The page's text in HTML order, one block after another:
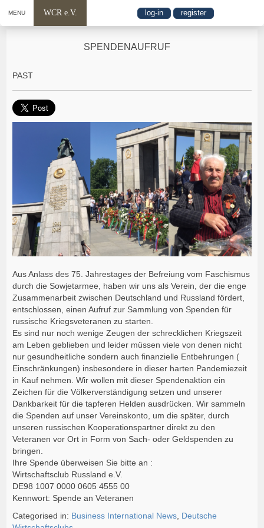
MENU WCR e.V. log-in register
SPENDENAUFRUF
PAST
Aus Anlass des 75. Jahrestages der Befreiung vom Faschismus
durch die Sowjetarmee, haben wir uns als Verein, der die enge
Zusammenarbeit zwischen Deutschland und Russland fördert,
entschlossen, einen Aufruf zur Sammlung von Spenden für
russische Kriegsveteranen zu starten.
Es sind nur noch wenige Zeugen der schrecklichen Kriegszeit
am Leben geblieben und leider müssen viele von denen nicht
nur gesundheitliche sondern auch finanzielle Entbehrungen (
Einschränkungen) insbesondere in dieser harten Pandemiezeit
in Kauf nehmen. Wir wollen mit dieser Spendenaktion ein
Zeichen für die Völkerverständigung setzen und unserer
Dankbarkeit für die tapferen Helden ausdrücken. Wir sammeln
die Spenden auf unser Vereinskonto, um die später, durch
unseren russischen Kooperationspartner direkt zu den
Veteranen vor Ort in Form von Sach- oder Geldspenden zu
bringen.
Ihre Spende überweisen Sie bitte an :
Wirtschaftsclub Russland e.V.
DE98 1007 0000 0605 4555 00
Kennwort: Spende an Veteranen
Categorised in: Business International News Deutsche